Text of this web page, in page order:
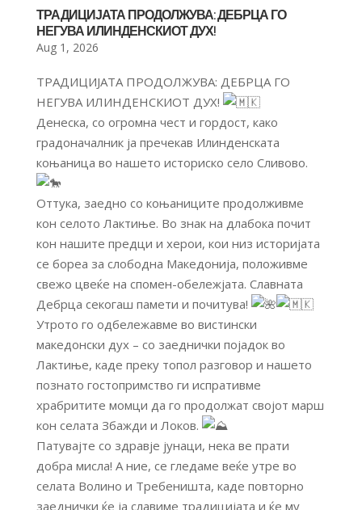
ТРАДИЦИЈАТА ПРОДОЛЖУВА: ДЕБРЦА ГО
НЕГУВА ИЛИНДЕНСКИОТ ДУХ!
Aug 1, 2026
ТРАДИЦИЈАТА ПРОДОЛЖУВА: ДЕБРЦА ГО
НЕГУВА ИЛИНДЕНСКИОТ ДУХ!
Денеска, со огромна чест и гордост, како
градоначалник ја пречекав Илинденската
коњаница во нашето историско село Сливово.
Оттука, заедно со коњаниците продолживме
кон селото Лактиње. Во знак на длабока почит
кон нашите предци и херои, кои низ историјата
се бореа за слободна Македонија, положивме
свежо цвеќе на спомен-обележјата. Славната
Дебрца секогаш памети и почитува!
Утрото го одбележавме во вистински
македонски дух – со заеднички појадок во
Лактиње, каде преку топол разговор и нашето
познато гостопримство ги испративме
храбритите момци да го продолжат својот марш
кон селата Збажди и Локов.
Патувајте со здравје јунаци, нека ве прати
добра мисла! А ние, се гледаме веќе утре во
селата Волино и Требеништа, каде повторно
заеднички ќе ја славиме традицијата и ќе му